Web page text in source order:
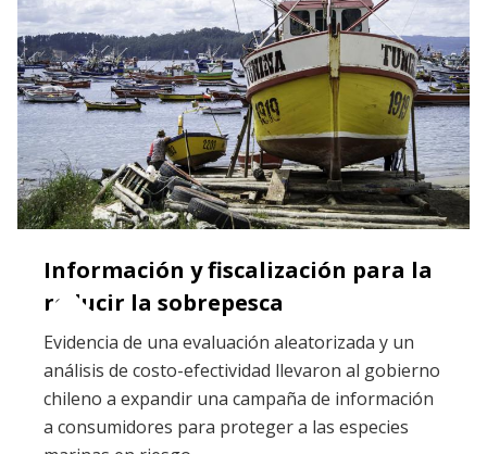
Información y fiscalización para la
reducir la sobrepesca
Evidencia de una evaluación aleatorizada y un
análisis de costo-efectividad llevaron al gobierno
chileno a expandir una campaña de información
a consumidores para proteger a las especies